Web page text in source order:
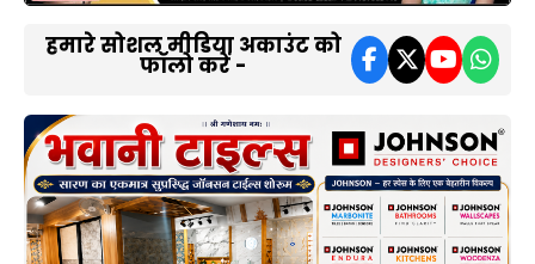
हमारे सोशल मीडिया अकाउंट को
फॉलो करें -